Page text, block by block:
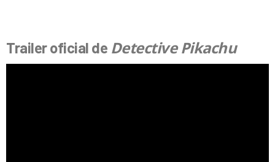
Trailer oficial de Detective Pikachu